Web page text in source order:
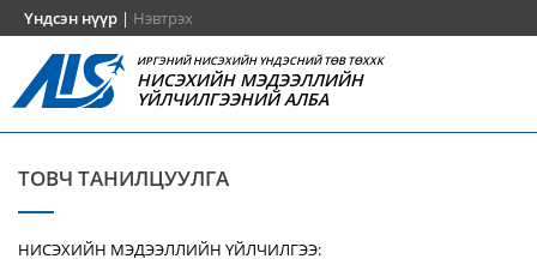
Үндсэн нүүр | Нэвтрэх
ИРГЭНИЙ НИСЭХИЙН ҮНДЭСНИЙ ТӨВ ТӨХХК
НИСЭХИЙН МЭДЭЭЛЛИЙН
ҮЙЛЧИЛГЭЭНИЙ АЛБА
ТОВЧ ТАНИЛЦУУЛГА
НИСЭХИЙН МЭДЭЭЛЛИЙН ҮЙЛЧИЛГЭЭ: